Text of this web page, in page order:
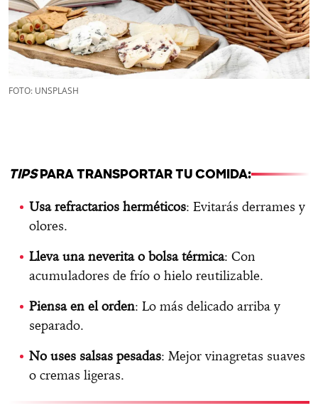
FOTO: UNSPLASH
TIPSPARA TRANSPORTAR TU COMIDA:
Usa refractarios herméticos: Evitarás derrames y
olores.
Lleva una neverita o bolsa térmica: Con
acumuladores de frío o hielo reutilizable.
Piensa en el orden: Lo más delicado arriba y
separado.
No uses salsas pesadas: Mejor vinagretas suaves
o cremas ligeras.